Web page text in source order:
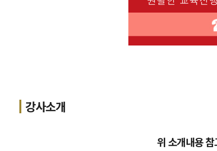
강사소개
위 소개내용 참